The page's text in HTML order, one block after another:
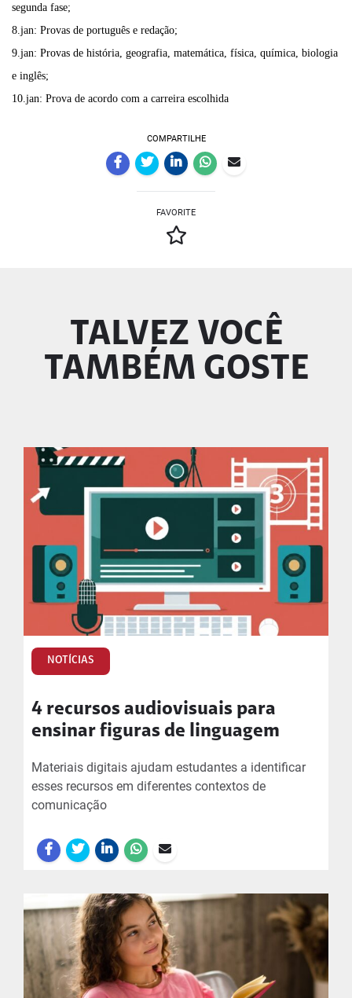
segunda fase;
8.jan: Provas de português e redação;
9.jan: Provas de história, geografia, matemática, física, química, biologia
e inglês;
10.jan: Prova de acordo com a carreira escolhida
COMPARTILHE
FAVORITE
TALVEZ VOCÊ
TAMBÉM GOSTE
NOTÍCIAS
4 recursos audiovisuais para
ensinar figuras de linguagem
Materiais digitais ajudam estudantes a identificar
esses recursos em diferentes contextos de
comunicação